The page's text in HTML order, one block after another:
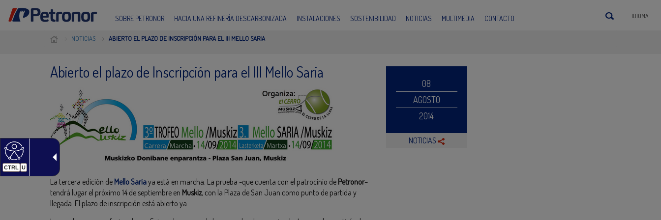
CTRL U
SOBRE PETRONOR HACIA UNA REFINERÍA DESCARBONIZADA INSTALACIONES SOSTENIBILIDAD NOTICIAS MULTIMEDIA CONTACTO IDIOMA
NOTICIAS ABIERTO EL PLAZO DE INSCRIPCIÓN PARA EL III MELLO SARIA
Abierto el plazo de Inscripción para el III Mello Saria
La tercera edición de Mello Sariaya está en marcha. La prueba -que cuenta con el patrocinio de Petronor–
tendrá lugar el próximo 14 de septiembre en Muskiz, con la Plaza de San Juan como punto de partida y
llegada. El plazo de inscripción está abierto ya.
08
AGOSTO
2014
NOTICIAS